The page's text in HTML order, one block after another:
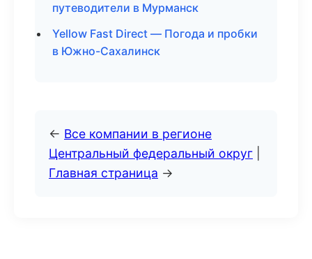
путеводители в Мурманск
Yellow Fast Direct — Погода и пробки
в Южно-Сахалинск
← Все компании в регионе
Центральный федеральный округ
Главная страница →